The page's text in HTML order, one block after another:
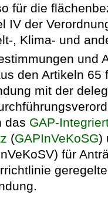
für die
IV der
, Klima- und
und
den Artikeln 65
mit der
das GAP-
(GAPInVeKoSG)
für